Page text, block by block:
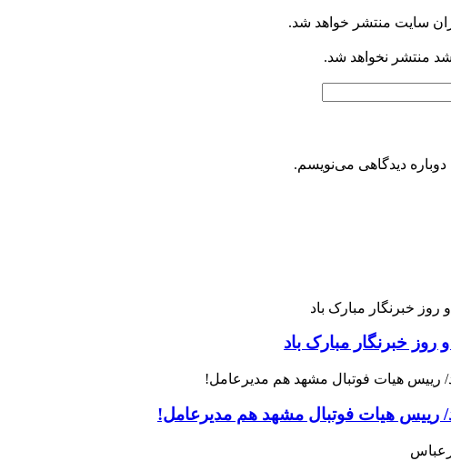
سایت منتشر خواهد شد.
منتشر نخواهد شد.
دیدگاهی می‌نویسم.
خبرنگار مبارک باد
رییس هیات فوتبال مشهد هم مدیرعامل!